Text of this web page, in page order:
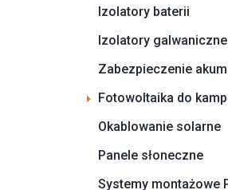
Izolatory baterii
Izolatory galwaniczne
Zabezpieczenie
Fotowoltaika do
Okablowanie solarne
Panele słoneczne
Systemy montażowe